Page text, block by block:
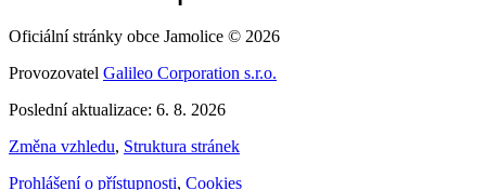
Oficiální stránky obce Jamolice © 2026
Provozovatel Galileo Corporation s.r.o.
Poslední aktualizace: 6. 8. 2026
Změna vzhledu, Struktura stránek
Prohlášení o přístupnosti, Cookies